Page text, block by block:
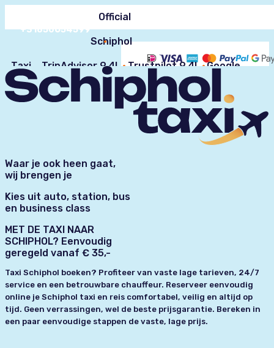
+31850654599
Official
Schiphol
Taxi TripAdvisor 9.4! Trustpilot 9.4! Google
Reviews 9.2!
Waar je ook heen gaat,
wij brengen je
Kies uit auto, station, bus
en business class
MET DE TAXI NAAR
SCHIPHOL? Eenvoudig
geregeld vanaf € 35,-
Taxi Schiphol boeken? Profiteer van vaste lage tarieven, 24/7
service en een betrouwbare chauffeur. Reserveer eenvoudig
online je Schiphol taxi en reis comfortabel, veilig en altijd op
tijd. Geen verrassingen, wel de beste prijsgarantie. Bereken in
een paar eenvoudige stappen de vaste, lage prijs.